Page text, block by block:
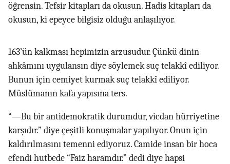
öğrensin. Tefsir kitapları da okusun. Hadis kitapları da
okusun, ki epeyce bilgisiz olduğu anlaşılıyor.
163’ün kalkması hepimizin arzusudur. Çünkü dinin
ahkâmını uygulansın diye söylemek suç telakkî ediliyor.
Bunun için cemiyet kurmak suç telakkî ediliyor.
Müslümanın kafa yapısına ters.
“—Bu bir antidemokratik durumdur, vicdan hürriyetine
karşıdır.” diye çeşitli konuşmalar yapılıyor. Onun için
kaldırılmasını temenni ediyoruz. Camide insan bir hoca
efendi hutbede “Faiz haramdır.” dedi diye hapsi